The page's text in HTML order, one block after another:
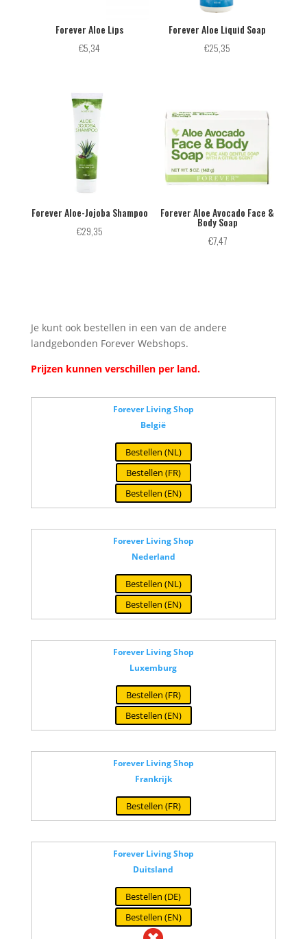
Forever Aloe Lips
€5,34
Forever Aloe Liquid Soap
€25,35
Forever Aloe-Jojoba Shampoo
€29,35
Forever Aloe Avocado Face &
Body Soap
€7,47
Je kunt ook bestellen in een van de andere
landgebonden Forever Webshops.
Prijzen kunnen verschillen per land.
Forever Living Shop
België
Bestellen (NL)
Bestellen (FR)
Bestellen (EN)
Forever Living Shop
Nederland
Bestellen (NL)
Bestellen (EN)
Forever Living Shop
Luxemburg
Bestellen (FR)
Bestellen (EN)
Forever Living Shop
Frankrijk
Bestellen (FR)
Forever Living Shop
Duitsland
Bestellen (DE)
Bestellen (EN)